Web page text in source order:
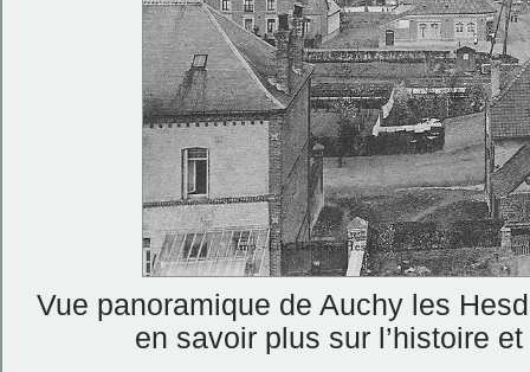
Vue panoramique de Auchy les
en savoir plus sur l’histoire